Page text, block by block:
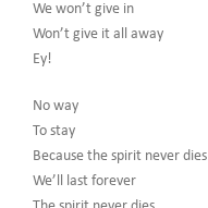
We won’t give in
Won’t give it all away
Ey!
No way
To stay
Because the spirit never dies
We’ll last forever